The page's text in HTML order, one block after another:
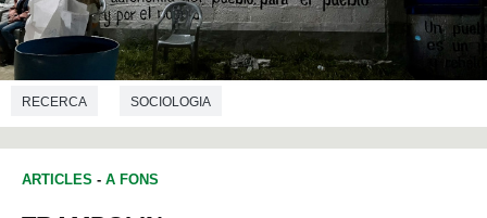
RECERCA SOCIOLOGIA
ARTICLES - A FONS